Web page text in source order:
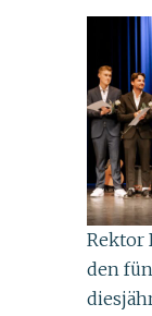
Rektor
den